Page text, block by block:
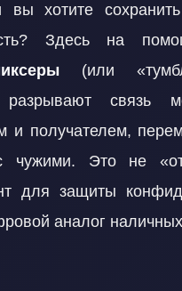
вы хотите
Здесь на
(или
разрывают связь
и получателем,
чужими. Это не
для защиты
аналог